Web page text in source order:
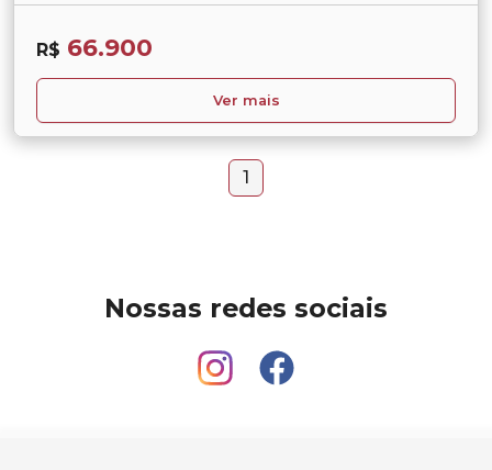
R$ 66.900
Ver mais
1
Nossas redes sociais